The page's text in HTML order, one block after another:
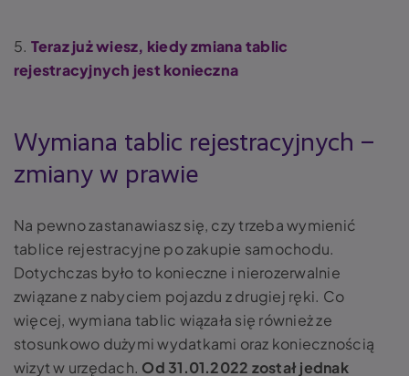
5. Teraz już wiesz, kiedy zmiana tablic
rejestracyjnych jest konieczna
Wymiana tablic rejestracyjnych –
zmiany w prawie
Na pewno zastanawiasz się, czy trzeba wymienić
tablice rejestracyjne po zakupie samochodu.
Dotychczas było to konieczne i nierozerwalnie
związane z nabyciem pojazdu z drugiej ręki. Co
więcej, wymiana tablic wiązała się również ze
stosunkowo dużymi wydatkami oraz koniecznością
wizyt w urzędach. Od 31.01.2022 został jednak